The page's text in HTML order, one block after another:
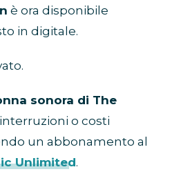
è ora disponibile
in digitale.
sonora di The
o costi
un abbonamento al
Unlimited.